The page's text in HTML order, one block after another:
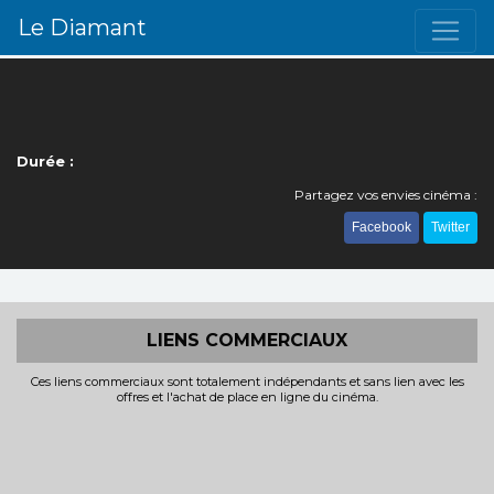
Le Diamant
Durée :
Partagez vos envies cinéma :
Facebook Twitter
LIENS COMMERCIAUX
Ces liens commerciaux sont totalement indépendants et sans lien avec les
offres et l'achat de place en ligne du cinéma.